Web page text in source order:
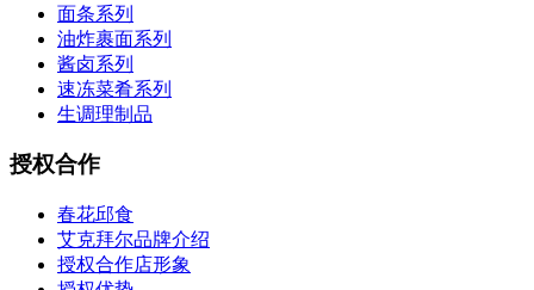
面条系列
油炸裹面系列
酱卤系列
速冻菜肴系列
生调理制品
授权合作
春花邱食
艾克拜尔品牌介绍
授权合作店形象